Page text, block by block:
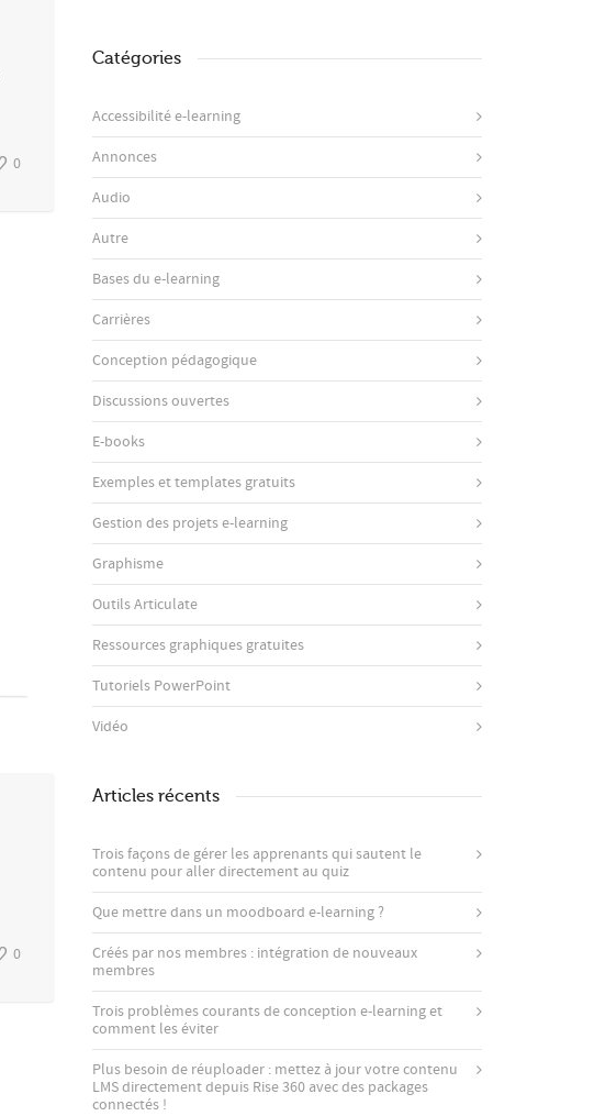
0
0
Catégories
Accessibilité e-learning
Annonces
Audio
Autre
Bases du e-learning
Carrières
Conception pédagogique
Discussions ouvertes
E-books
Exemples et templates gratuits
Gestion des projets e-learning
Graphisme
Outils Articulate
Ressources graphiques gratuites
Tutoriels PowerPoint
Vidéo
Articles récents
Trois façons de gérer les apprenants qui sautent le
contenu pour aller directement au quiz
Que mettre dans un moodboard e-learning ?
Créés par nos membres : intégration de nouveaux
membres
Trois problèmes courants de conception e-learning et
comment les éviter
Plus besoin de réuploader : mettez à jour votre contenu
LMS directement depuis Rise 360 ​​avec des packages
connectés !